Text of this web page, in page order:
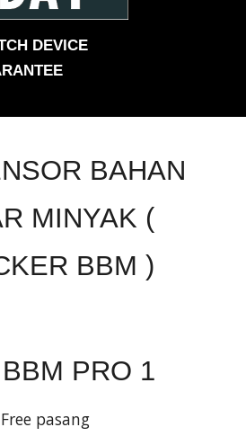
DEVICE
BAHAN
MINYAK (
BBM )
PRO 1
Free pasang